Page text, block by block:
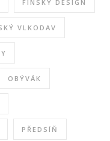
FINSKÝ DESIGN
VLKODAV
OBÝVÁK
PŘEDSÍŇ